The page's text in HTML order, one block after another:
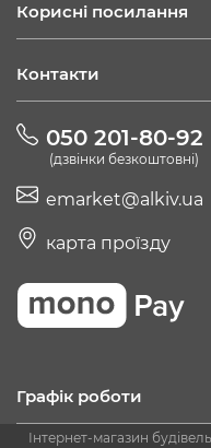
Корисні посилання
Контакти
050 201-80-92
(дзвінки безкоштовні)
emarket@alkiv.ua
карта проїзду
Графік роботи
Інтернет-магазин